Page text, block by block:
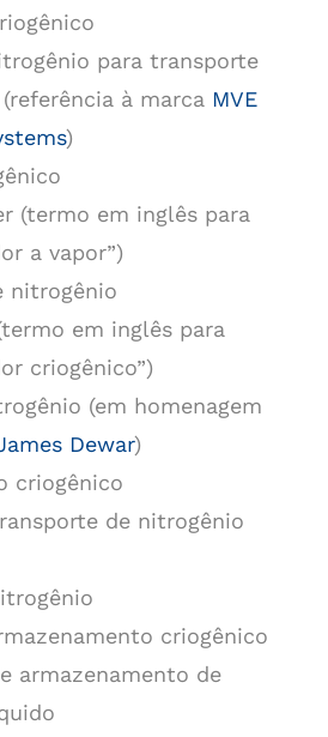
para transporte
à marca MVE
)
(termo em inglês para
a vapor”)
nitrogênio
em inglês para
criogênico”)
(em homenagem
Dewar)
criogênico
de nitrogênio
criogênico
armazenamento de